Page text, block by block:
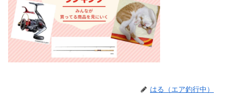
はる（エア釣行中）